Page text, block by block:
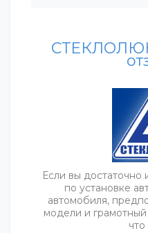
Если вы достаточно
по установке
автомобиля,
модели и